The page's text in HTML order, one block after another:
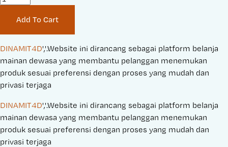
r
i
c
e
:
n
a
l
P
r
c
e
:
Add To Cart
DINAMIT4D','.Website ini dirancang sebagai platform belanja
mainan dewasa yang membantu pelanggan menemukan
produk sesuai preferensi dengan proses yang mudah dan
privasi terjaga
DINAMIT4D','.Website ini dirancang sebagai platform belanja
mainan dewasa yang membantu pelanggan menemukan
produk sesuai preferensi dengan proses yang mudah dan
privasi terjaga